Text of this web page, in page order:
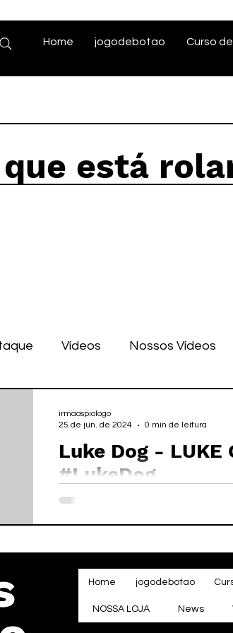
Home jogodebotao Curso
está
Vídeos Nossos Vídeos
BILE games
Luke Dog - LUKE
#LukeDog
irmaospiologo
25 de jun. de 2024
0 min de leitura
Home jogodebotao
NOSSA LOJA News